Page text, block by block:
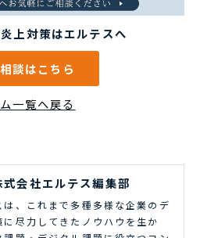
上対策はエルテスへ
談はこちら
一覧へ戻る
会社エルテス編集部
、これまで多種多様な企業のデ
尽力してきたノウハウを生か